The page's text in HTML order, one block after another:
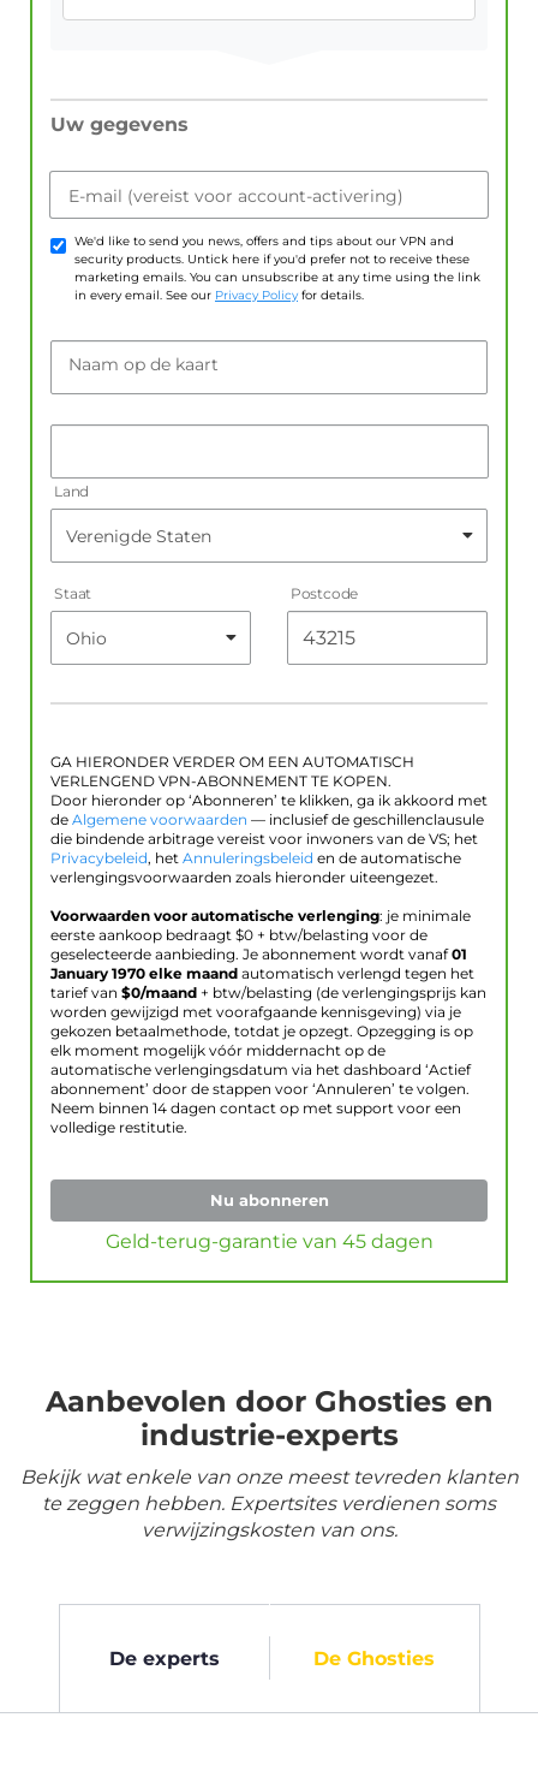
Uw gegevens
E-mail (vereist voor account-activering)
We'd like to send you news, offers and tips about our VPN and
security products. Untick here if you'd prefer not to receive these
marketing emails. You can unsubscribe at any time using the link
in every email. See our Privacy Policy for details.
Naam op de kaart
Land
Staat Postcode
GA HIERONDER VERDER OM EEN AUTOMATISCH
VERLENGEND VPN-ABONNEMENT TE KOPEN.
Door hieronder op ‘Abonneren’ te klikken, ga ik akkoord met
de Algemene voorwaarden — inclusief de geschillenclausule
die bindende arbitrage vereist voor inwoners van de VS; het
Privacybeleid, het Annuleringsbeleid en de automatische
verlengingsvoorwaarden zoals hieronder uiteengezet.
Voorwaarden voor automatische verlenging: je minimale
eerste aankoop bedraagt $0 + btw/belasting voor de
geselecteerde aanbieding. Je abonnement wordt vanaf01
January 1970 elke maand automatisch verlengd tegen het
tarief van $0/maand + btw/belasting (de verlengingsprijs kan
worden gewijzigd met voorafgaande kennisgeving) via je
gekozen betaalmethode, totdat je opzegt. Opzegging is op
elk moment mogelijk vóór middernacht op de
automatische verlengingsdatum via het dashboard ‘Actief
abonnement’ door de stappen voor ‘Annuleren’ te volgen.
Neem binnen 14 dagen contact op met support voor een
volledige restitutie.
Nu abonneren
Geld-terug-garantie van 45 dagen
Aanbevolen door Ghosties en
industrie-experts
Bekijk wat enkele van onze meest tevreden klanten
te zeggen hebben. Expertsites verdienen soms
verwijzingskosten van ons.
De experts De Ghosties